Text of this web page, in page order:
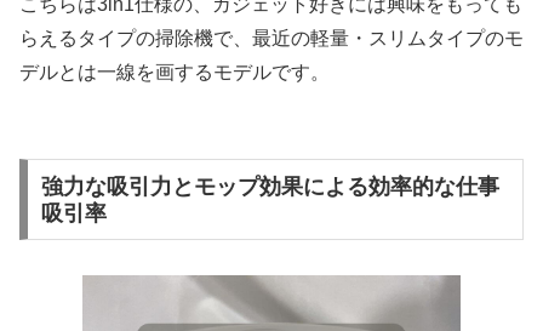
こちらは3in1仕様の、ガジェット好きには興味をもっても
らえるタイプの掃除機で、最近の軽量・スリムタイプのモ
デルとは一線を画するモデルです。
強力な吸引力とモップ効果による効率的な仕事
吸引率